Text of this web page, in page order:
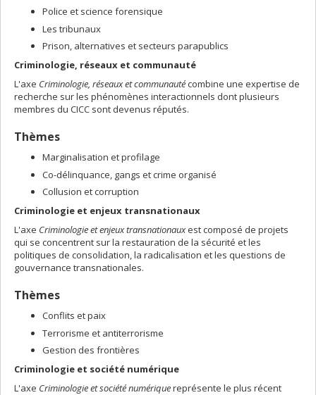
Police et science forensique
Les tribunaux
Prison, alternatives et secteurs parapublics
Criminologie, réseaux et communauté
L'axe Criminologie, réseaux et communautécombine une expertise de
recherche sur les phénomènes interactionnels dont plusieurs
membres du CICC sont devenus réputés.
Thèmes
Marginalisation et profilage
Co-délinquance, gangs et crime organisé
Collusion et corruption
Criminologie et enjeux transnationaux
L'axe Criminologie et enjeux transnationauxest composé de projets
qui se concentrent sur la restauration de la sécurité et les
politiques de consolidation, la radicalisation et les questions de
gouvernance transnationales.
Thèmes
Conflits et paix
Terrorisme et antiterrorisme
Gestion des frontières
Criminologie et société numérique
L'axe Criminologie et société numériquereprésente le plus récent